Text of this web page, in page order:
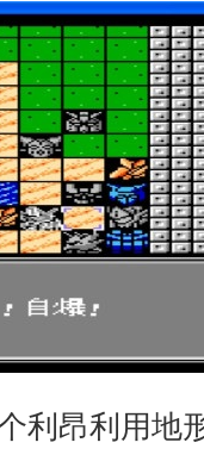
利昂利用地